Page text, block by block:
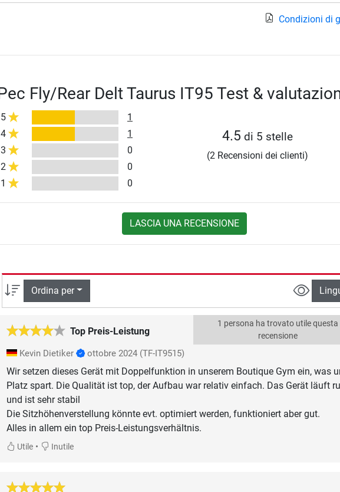
Condizioni di
Fly/Rear Delt Taurus IT95 Test &
5
1
4
1
3
0
2
0
1
0
4.5 di 5 stelle
(2 Recensioni dei clienti)
LASCIA UNA RECENSIONE
Ordina per
Top Preis-Leistung
1 persona ha trovato utile questa
recensione
Kevin Dietiker ottobre 2024 (TF-IT9515)
Wir setzen dieses Gerät mit Doppelfunktion in unserem Boutique Gym ein, was
Platz spart. Die Qualität ist top, der Aufbau war relativ einfach. Das Gerät läuft
und ist sehr stabil
Die Sitzhöhenverstellung könnte evt. optimiert werden, funktioniert aber gut.
Alles in allem ein top Preis-Leistungsverhältnis.
Utile• Inutile